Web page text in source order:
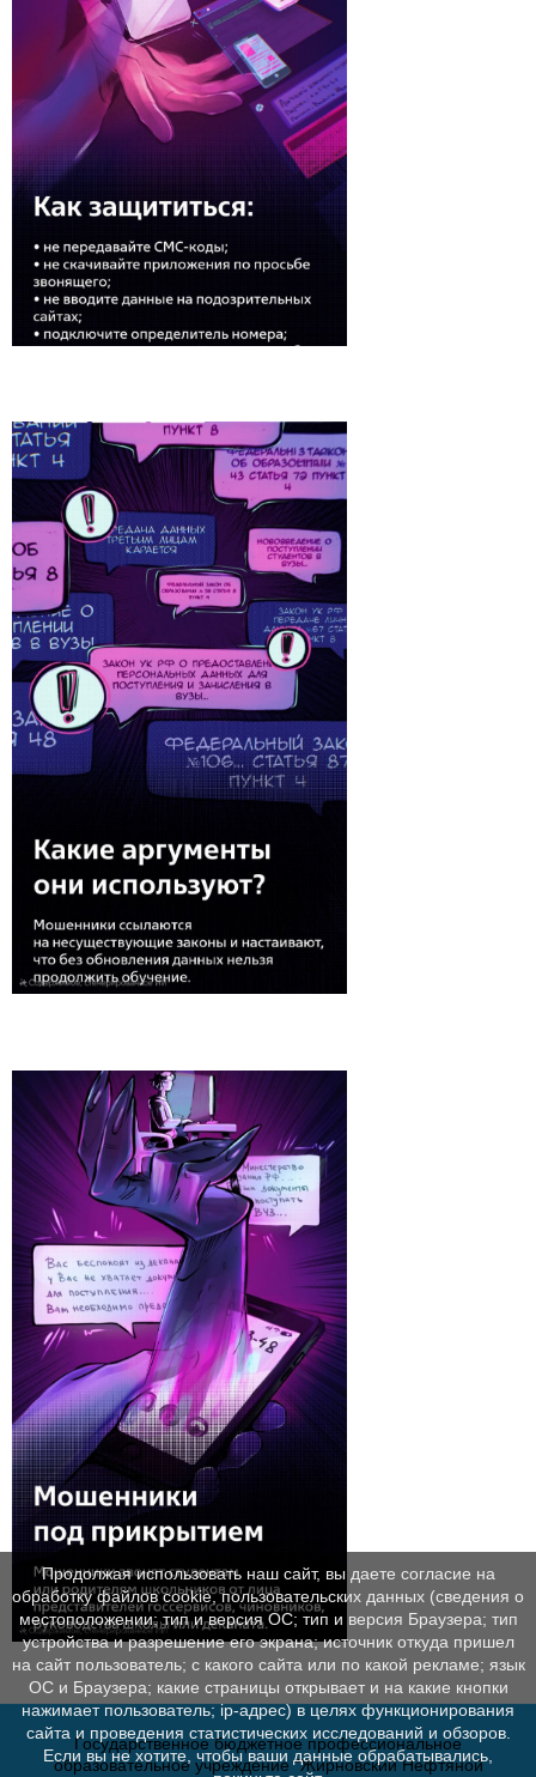
Государственное бюджетное профессиональное
образовательное учреждение "Жирновский Нефтяной
Продолжая использовать наш сайт, вы даете согласие на
обработку файлов cookie, пользовательских данных (сведения о
местоположении; тип и версия ОС; тип и версия Браузера; тип
устройства и разрешение его экрана; источник откуда пришел
на сайт пользователь; с какого сайта или по какой рекламе; язык
ОС и Браузера; какие страницы открывает и на какие кнопки
нажимает пользователь; ip-адрес) в целях функционирования
сайта и проведения статистических исследований и обзоров.
Если вы не хотите, чтобы ваши данные обрабатывались,